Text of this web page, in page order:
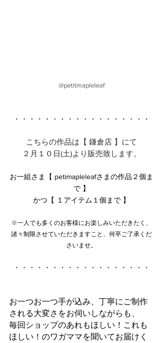
@petitmapleleaf
・・・・・・・・・・・・・・・・・・
こちらの作品は【 鎌倉店 】にて
２月１０日(土)より販売致します。
お一組さま【 petimapleleafさまの作品２個ま
で 】
かつ【 １アイテム１個まで 】
※一人でも多くのお客様にお楽しみいただきたく、
諸々制限させていただきますこと、何卒ご了承くだ
さいませ。
・・・・・・・・・・・・・・・・・・
お一つお一つ手が込み、丁寧にご制作
される大変さをお伺いしながらも、
毎回ショップのあれもほしい！これも
ほしい！のワガママを聞いてお届けく